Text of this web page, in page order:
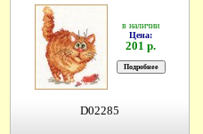
в наличии
Цена:
201 р.
D02285